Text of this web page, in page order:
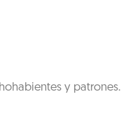
y patrones.